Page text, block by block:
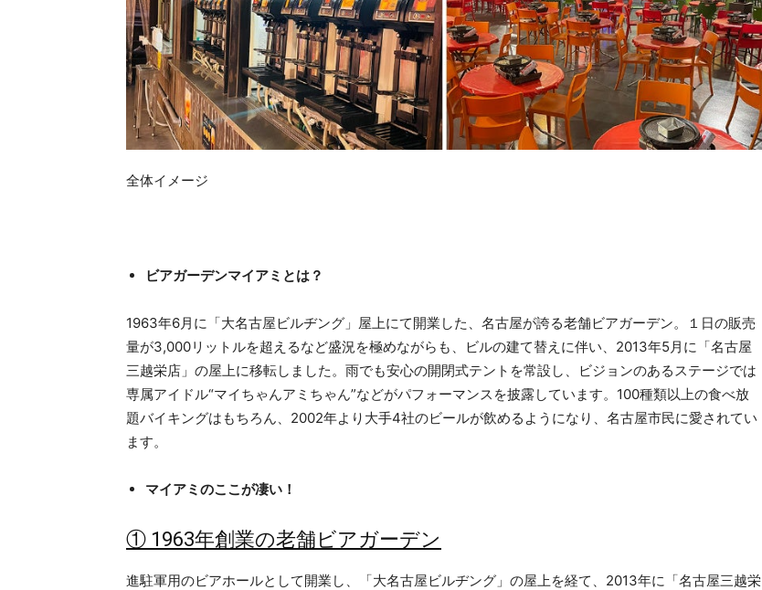
全体イメージ
ビアガーデンマイアミとは？
1963年6月に「大名古屋ビルヂング」屋上にて開業した、名古屋が誇る老舗ビアガーデン。１日の販売
量が3,000リットルを超えるなど盛況を極めながらも、ビルの建て替えに伴い、2013年5月に「名古屋
三越栄店」の屋上に移転しました。雨でも安心の開閉式テントを常設し、ビジョンのあるステージでは
専属アイドル“マイちゃんアミちゃん”などがパフォーマンスを披露しています。100種類以上の食べ放
題バイキングはもちろん、2002年より大手4社のビールが飲めるようになり、名古屋市民に愛されてい
ます。
マイアミのここが凄い！
①​ 1963年創業の老舗ビアガーデン
進駐軍用のビアホールとして開業し、「大名古屋ビルヂング」の屋上を経て、2013年に「名古屋三越栄